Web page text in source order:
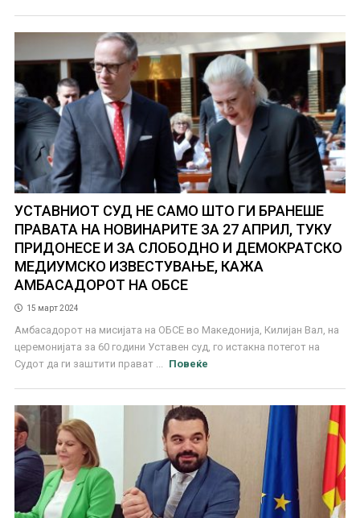
УСТАВНИОТ СУД НЕ САМО ШТО ГИ БРАНЕШЕ
ПРАВАТА НА НОВИНАРИТЕ ЗА 27 АПРИЛ, ТУКУ
ПРИДОНЕСЕ И ЗА СЛОБОДНО И ДЕМОКРАТСКО
МЕДИУМСКО ИЗВЕСТУВАЊЕ, КАЖА
АМБАСАДОРОТ НА ОБСЕ
15 март 2024
Амбасадорот на мисијата на ОБСЕ во Македонија, Килијан Вал, на
церемонијата за 60 години Уставен суд, го истакна потегот на
Судот да ги заштити прават ...
Повеќе